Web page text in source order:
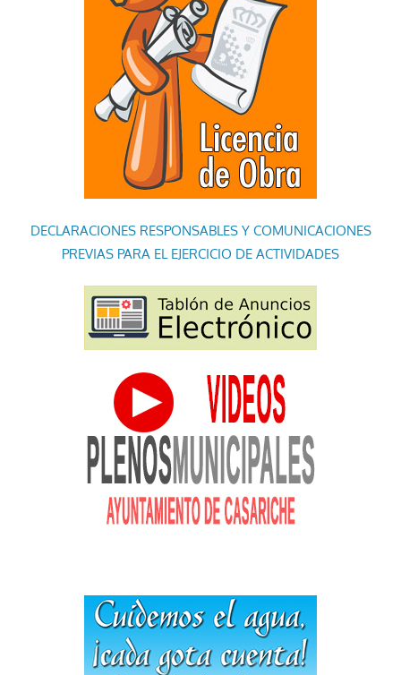
DECLARACIONES RESPONSABLES Y COMUNICACIONES
PREVIAS PARA EL EJERCICIO DE ACTIVIDADES